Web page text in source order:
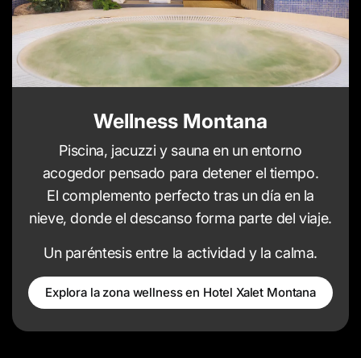
Wellness Montana
Piscina, jacuzzi y sauna en un entorno
acogedor pensado para detener el tiempo.
El complemento perfecto tras un día en la
nieve, donde el descanso forma parte del viaje.
Un paréntesis entre la actividad y la calma.
Explora la zona wellness en Hotel Xalet Montana